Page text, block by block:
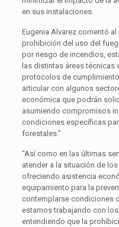
en sus instalaciones.
Eugenia Alvarez comentó
prohibición del uso del
por riesgo de incendios,
las distintas áreas
protocolos de
articular con algunos
económica que podrán
asumiendo compromisos
condiciones específicas
forestales.”
“Así como en las últimas
atender a la situación de
ofreciendo asistencia
equipamiento para la
contemplarse condiciones
estamos trabajando con
entendiendo que la